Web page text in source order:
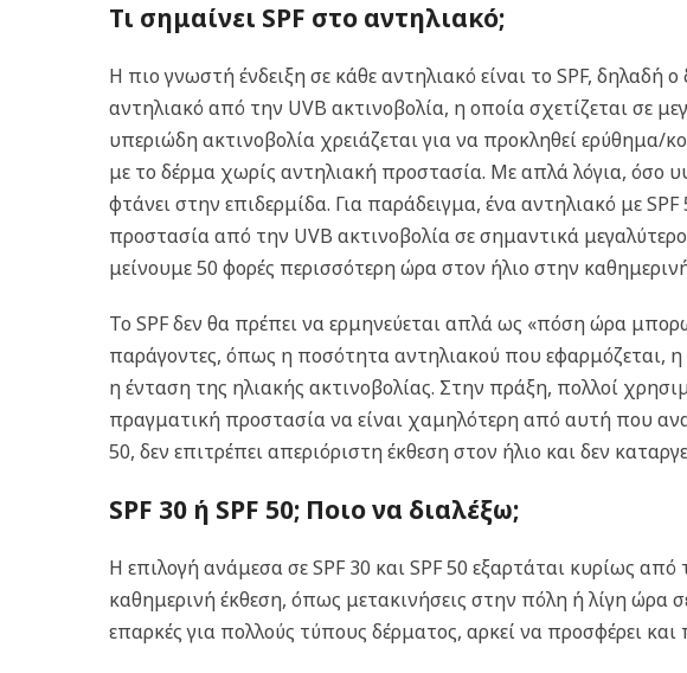
Τι σημαίνει SPF στο αντηλιακό;
Η πιο γνωστή ένδειξη σε κάθε αντηλιακό είναι το SPF, δηλαδή
αντηλιακό από την UVB ακτινοβολία, η οποία σχετίζεται σε
υπεριώδη ακτινοβολία χρειάζεται για να προκληθεί
με το δέρμα χωρίς αντηλιακή προστασία. Με απλά λόγια, όσο
φτάνει στην επιδερμίδα. Για παράδειγμα, ένα αντηλιακό με
προστασία από την UVB ακτινοβολία σε σημαντικά
μείνουμε 50 φορές περισσότερη ώρα στον ήλιο στην
Το SPF δεν θα πρέπει να ερμηνεύεται απλά ως «πόση ώρα
παράγοντες, όπως η ποσότητα αντηλιακού που εφαρμόζεται,
η ένταση της ηλιακής ακτινοβολίας. Στην πράξη, πολλοί
πραγματική προστασία να είναι χαμηλότερη από αυτή που
50, δεν επιτρέπει απεριόριστη έκθεση στον ήλιο και δεν
SPF 30 ή SPF 50; Ποιο να διαλέξω;
Η επιλογή ανάμεσα σε SPF 30 και SPF 50 εξαρτάται κυρίως
καθημερινή έκθεση, όπως μετακινήσεις στην πόλη ή λίγη ώρα
επαρκές για πολλούς τύπους δέρματος, αρκεί να προσφέρει